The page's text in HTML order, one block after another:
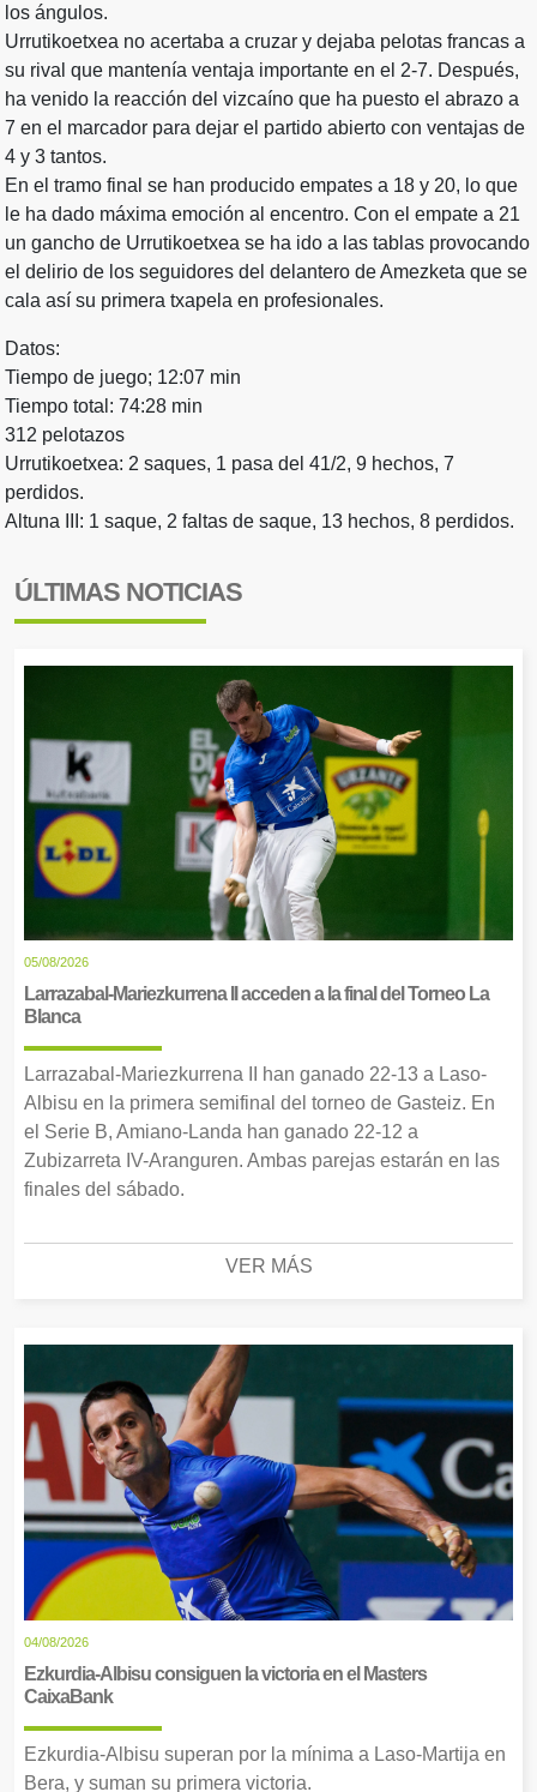
los ángulos.
Urrutikoetxea no acertaba a cruzar y dejaba pelotas francas a
su rival que mantenía ventaja importante en el 2-7. Después,
ha venido la reacción del vizcaíno que ha puesto el abrazo a
7 en el marcador para dejar el partido abierto con ventajas de
4 y 3 tantos.
En el tramo final se han producido empates a 18 y 20, lo que
le ha dado máxima emoción al encentro. Con el empate a 21
un gancho de Urrutikoetxea se ha ido a las tablas provocando
el delirio de los seguidores del delantero de Amezketa que se
cala así su primera txapela en profesionales.
Datos:
Tiempo de juego; 12:07 min
Tiempo total: 74:28 min
312 pelotazos
Urrutikoetxea: 2 saques, 1 pasa del 41/2, 9 hechos, 7
perdidos.
Altuna III: 1 saque, 2 faltas de saque, 13 hechos, 8 perdidos.
ÚLTIMAS NOTICIAS
05/08/2026
Larrazabal-Mariezkurrena II acceden a la final del Torneo La
Blanca
Larrazabal-Mariezkurrena II han ganado 22-13 a Laso-
Albisu en la primera semifinal del torneo de Gasteiz. En
el Serie B, Amiano-Landa han ganado 22-12 a
Zubizarreta IV-Aranguren. Ambas parejas estarán en las
finales del sábado.
VER MÁS
04/08/2026
Ezkurdia-Albisu consiguen la victoria en el Masters
CaixaBank
Ezkurdia-Albisu superan por la mínima a Laso-Martija en
Bera, y suman su primera victoria.